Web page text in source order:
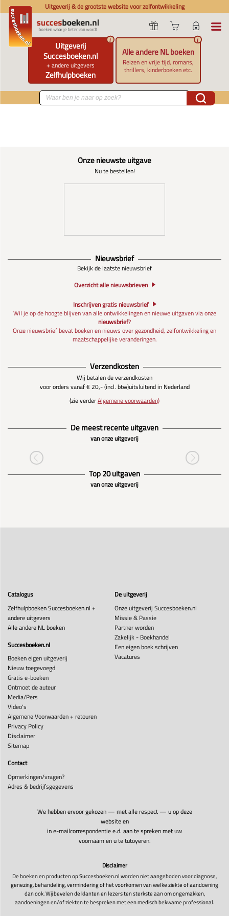
Uitgeverij & de grootste website voor zelfontwikkeling
Uitgeverij
Succesboeken.nl
+ andere uitgevers
Zelfhulpboeken
i
Alle andere NL boeken
Reizen en vrije tijd, romans,
thrillers, kinderboeken etc.
i
Onze nieuwste uitgave
Nu te bestellen!
Nieuwsbrief
Bekijk de laatste nieuwsbrief
Overzicht alle nieuwsbrieven
Inschrijven gratis nieuwsbrief
Wil je op de hoogte blijven van alle ontwikkelingen en nieuwe uitgaven via onze
nieuwsbrief?
Onze nieuwsbrief bevat boeken en nieuws over gezondheid, zelfontwikkeling en
maatschappelijke veranderingen.
Verzendkosten
Wij betalen de verzendkosten
voor orders vanaf € 20,- (incl. btw)uitsluitend in Nederland
(zie verderAlgemene voorwaarden)
De meest recente uitgaven
van onze uitgeverij
Top 20 uitgaven
van onze uitgeverij
Catalogus
Zelfhulpboeken Succesboeken.nl +
andere uitgevers
Alle andere NL boeken
Succesboeken.nl
Boeken eigen uitgeverij
Nieuw toegevoegd
Gratis e-boeken
Ontmoet de auteur
Media/Pers
Video's
Algemene Voorwaarden + retouren
Privacy Policy
Disclaimer
Sitemap
De uitgeverij
Onze uitgeverij Succesboeken.nl
Missie & Passie
Partner worden
Zakelijk - Boekhandel
Een eigen boek schrijven
Vacatures
Contact
Opmerkingen/vragen?
Adres & bedrijfsgegevens
We hebben ervoor gekozen — met alle respect — u op deze
website en
in e-mailcorrespondentie e.d. aan te spreken met uw
voornaam en u te tutoyeren.
Disclaimer
De boeken en producten op Succesboeken.nl worden niet aangeboden voor diagnose,
genezing, behandeling, vermindering of het voorkomen van welke ziekte of aandoening
dan ook. Wij bevelen de klanten en lezers ten sterkste aan om ongemakken,
aandoeningen en/of ziekten te bespreken met een medisch bekwame professional.